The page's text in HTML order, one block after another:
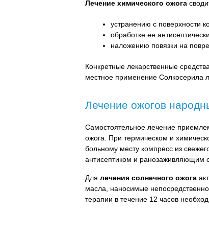
Лечение химического ожога
устранению с поверхности
обработке ее
наложению повязки на
Конкретные лекарственные
местное применение Солкосерила
Лечение ожогов
Самостоятельное лечение
ожога. При термическом и
больному месту компресс из
антисептиком и ранозаживляющим
Для лечения солнечного ожога
масла, наносимые
терапии в течение 12 часов